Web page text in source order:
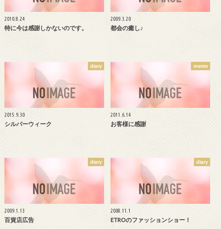
2010.8.24
特に今は感謝しかないのです。
2009.3.20
都会の癒し♪
diary
2015.9.30
シルバーウィーク
memo
2011.6.14
お客様に感謝
diary
2009.1.13
百貨店広告
diary
2008.11.1
ETROのファッションショー！